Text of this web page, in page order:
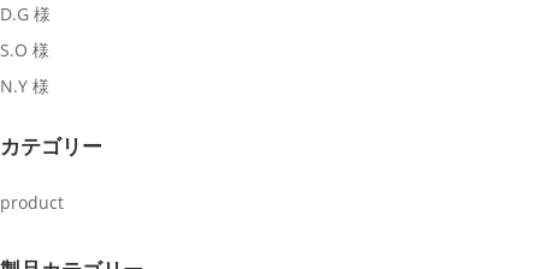
D.G 様
S.O 様
N.Y 様
カテゴリー
product